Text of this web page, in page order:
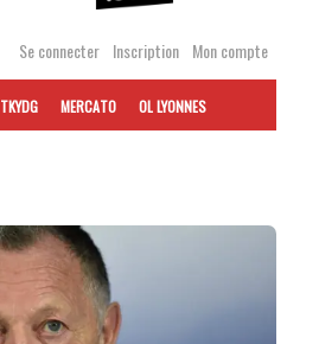
Se connecter Inscription Mon compte
TKYDG MERCATO OL LYONNES